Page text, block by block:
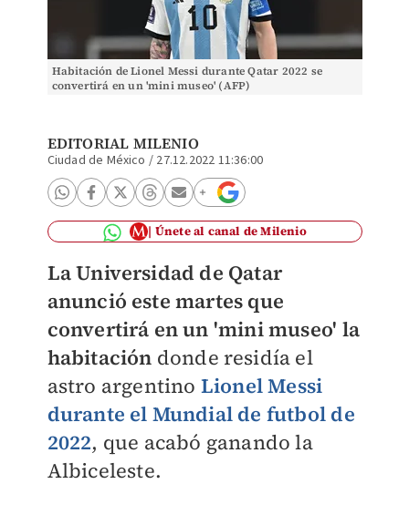
Habitación de Lionel Messi durante Qatar 2022 se
convertirá en un 'mini museo' (AFP)
EDITORIAL MILENIO
Ciudad de México / 27.12.2022 11:36:00
Únete al canal de Milenio
La Universidad de Qatar
anunció este martes que
convertirá en un 'mini museo' la
habitación donde residía el
astro argentino Lionel Messi
durante el Mundial de futbol de
2022, que acabó ganando la
Albiceleste.